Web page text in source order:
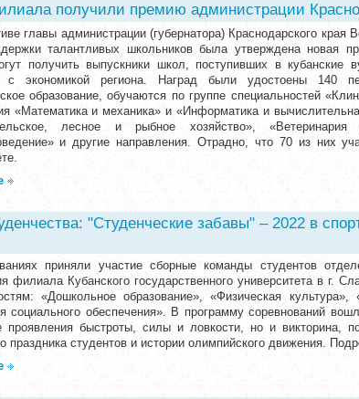
получили премию администрации
главы администрации (губернатора) Краснодарского края
талантливых школьников была утверждена новая
получить выпускники школ, поступивших в кубанские
с экономикой региона. Наград были удостоены 140
образование, обучаются по группе специальностей
«Математика и механика» и «Информатика и
лесное и рыбное хозяйство»,
и другие направления. Отрадно, что 70 из них
"Студенческие забавы" – 2022 в
приняли участие сборные команды студентов
филиала Кубанского государственного университета в г.
«Дошкольное образование», «Физическая
социального обеспечения». В программу соревнований
проявления быстроты, силы и ловкости, но и викторина,
праздника студентов и истории олимпийского движения.